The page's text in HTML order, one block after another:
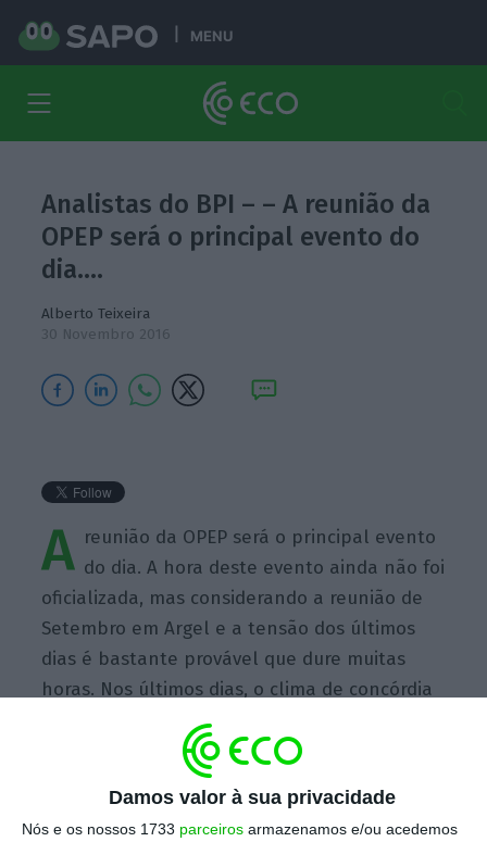
Damos valor à sua privacidade
Nós e os nossos 1733 parceiros armazenamos e/ou acedemos
MENU
Analistas do BPI – – A reunião da
OPEP será o principal evento do
dia.…
Alberto Teixeira
30 Novembro 2016
A reunião da OPEP será o principal evento
do dia. A hora deste evento ainda não foi
oficializada, mas considerando a reunião de
Setembro em Argel e a tensão dos últimos
dias é bastante provável que dure muitas
horas. Nos últimos dias, o clima de concórdia
deu lugar a declarações algo hostis por parte
do Irão e da Arábia Saudita assim como um
certo distanciamento da Rússia.